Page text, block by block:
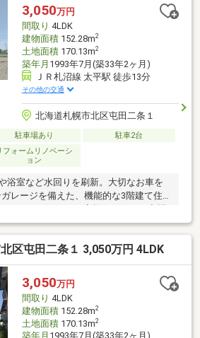
主要道路へ出やすく、車での移動はも
な立地です！バス停までは徒歩6分で通
気軽にお問い合わせくださいませ♪
3,050万円
間取り 4LDK
建物面積152.28m2
土地面積170.13m2
築年月 1993年7月(築33年2ヶ月)
ＪＲ札沼線 太平駅 徒歩13分
その他の交通
北海道札幌市北区屯田二条１
駐車場あり 駐車2台
フォームリノベーシ
ョン
浴室など水回りを刷新。大切なお車を
レージを備えた、機能的な3階建て住宅
りある4LDKで、ご家族それぞれの空間
の角地につき開放感があり、前面道路
もスムーズです。食洗機やFF暖房、エア
太平」駅徒歩13分のほか、スーパーや
分と生活利便性が高い立地です。◎周
生鮮市場 北45条店・・・徒歩約17分・
徒歩約17分・DCM北栄店・・・徒歩約17
区屯田二条１ 3,050万円 4LDK
3,050万円
間取り 4LDK
建物面積152.28m2
土地面積170.13m2
築年月 1993年7月(築33年2ヶ月)